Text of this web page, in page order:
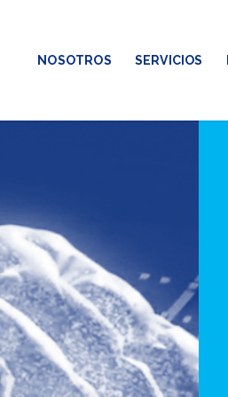
NOSOTROS SERVICIOS